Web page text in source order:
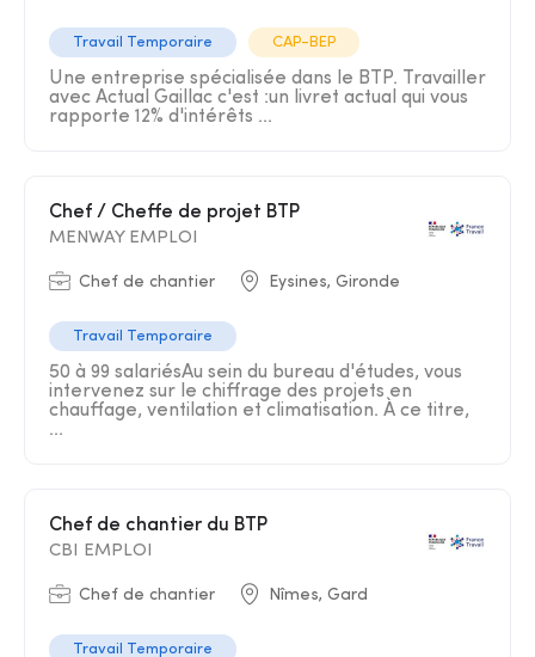
Travail Temporaire CAP-BEP
Une entreprise spécialisée dans le BTP. Travailler
avec Actual Gaillac c'est :un livret actual qui vous
rapporte 12% d'intérêts ...
Chef / Cheffe de projet BTP
MENWAY EMPLOI
Chef de chantier Eysines, Gironde
Travail Temporaire
50 à 99 salariésAu sein du bureau d'études, vous
intervenez sur le chiffrage des projets en
chauffage, ventilation et climatisation. À ce titre,
...
Chef de chantier du BTP
CBI EMPLOI
Chef de chantier Nîmes, Gard
Travail Temporaire